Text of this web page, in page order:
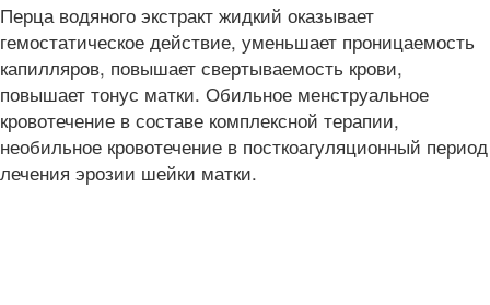
Перца водяного экстракт жидкий оказывает
гемостатическое действие, уменьшает проницаемость
капилляров, повышает свертываемость крови,
повышает тонус матки. Обильное менструальное
кровотечение в составе комплексной терапии,
необильное кровотечение в посткоагуляционный период
лечения эрозии шейки матки.